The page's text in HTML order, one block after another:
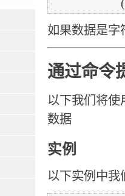
如果数据是字
通过命令
以下我们将使
数据
实例
以下实例中我